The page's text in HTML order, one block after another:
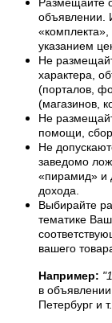
Размещайте
объявлении.
указанием
Не
характера,
(порталов,
(магазинов,
Не
помощи,
Не
заведомо
«пирамид» и
дохода.
Выбирайте
тематике
вашего
Например:
в
Петербург и